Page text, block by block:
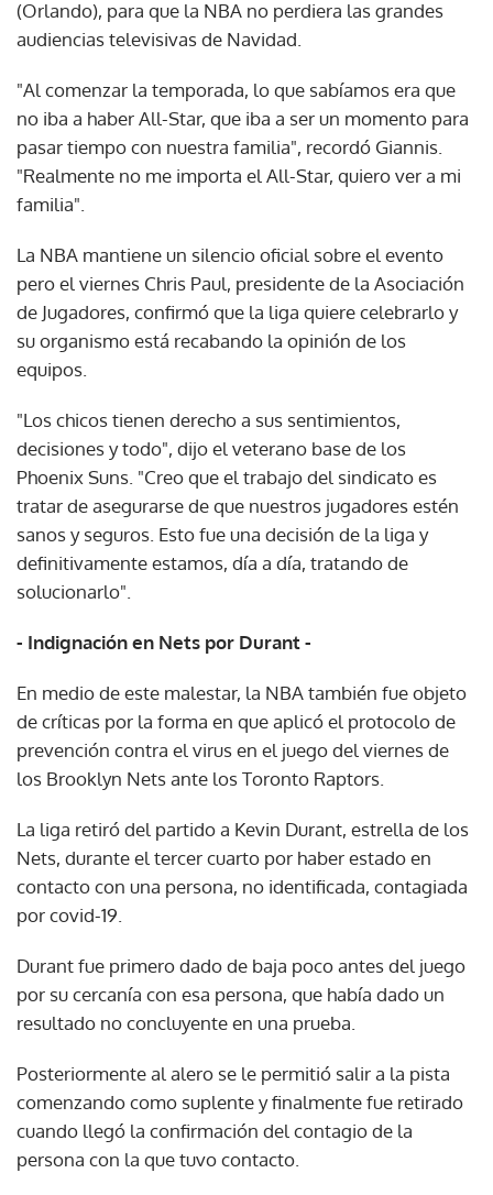
(Orlando), para que la NBA no perdiera las grandes
audiencias televisivas de Navidad.
"Al comenzar la temporada, lo que sabíamos era que
no iba a haber All-Star, que iba a ser un momento para
pasar tiempo con nuestra familia", recordó Giannis.
"Realmente no me importa el All-Star, quiero ver a mi
familia".
La NBA mantiene un silencio oficial sobre el evento
pero el viernes Chris Paul, presidente de la Asociación
de Jugadores, confirmó que la liga quiere celebrarlo y
su organismo está recabando la opinión de los
equipos.
"Los chicos tienen derecho a sus sentimientos,
decisiones y todo", dijo el veterano base de los
Phoenix Suns. "Creo que el trabajo del sindicato es
tratar de asegurarse de que nuestros jugadores estén
sanos y seguros. Esto fue una decisión de la liga y
definitivamente estamos, día a día, tratando de
solucionarlo".
- Indignación en Nets por Durant -
En medio de este malestar, la NBA también fue objeto
de críticas por la forma en que aplicó el protocolo de
prevención contra el virus en el juego del viernes de
los Brooklyn Nets ante los Toronto Raptors.
La liga retiró del partido a Kevin Durant, estrella de los
Nets, durante el tercer cuarto por haber estado en
contacto con una persona, no identificada, contagiada
por covid-19.
Durant fue primero dado de baja poco antes del juego
por su cercanía con esa persona, que había dado un
resultado no concluyente en una prueba.
Posteriormente al alero se le permitió salir a la pista
comenzando como suplente y finalmente fue retirado
cuando llegó la confirmación del contagio de la
persona con la que tuvo contacto.